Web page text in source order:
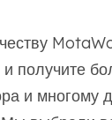
получите
и многому